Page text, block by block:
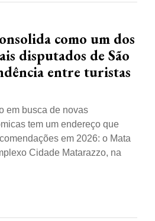
como um dos
disputados de São
entre turistas
em busca de novas
tem um endereço que
em 2026: o Mata
Cidade Matarazzo, na